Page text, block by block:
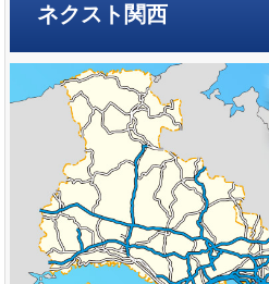
ネクスト関西